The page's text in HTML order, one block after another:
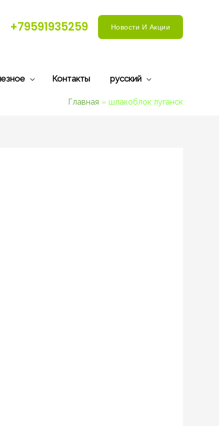
+79591935259 Новости И Акции
Контакты русский
Главная шлакоблок луганск